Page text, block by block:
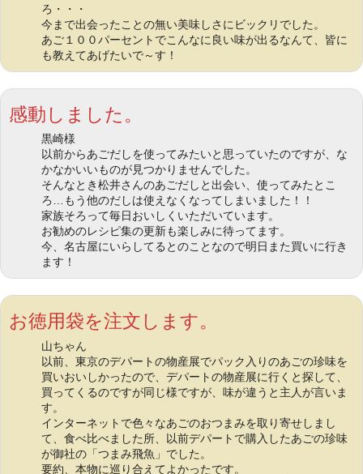
ろ・・・
今まで出会ったことの無い美味しさにビックリでした。
あご１００パーセントでこんなに良い味が出るなんて、皆に
も教えてあげたいで～す！
感動しました。
黒崎様
以前からあごだしを使ってみたいと思っていたのですが、な
かなかいいものが見つかりませんでした。
そんなとき松井さんのあごだしと出会い、使ってみたとこ
ろ…もう他のだしは使えなくなってしまいました！！
家族そろって毎日おいしくいただいています。
お勧めのレシピ集の更新も楽しみに待ってます。
今、名古屋にいらしてるとのことなので明日また買いに行き
ます！
お徳用袋を注文します。
山ちゃん
以前、東京のデパートの物産展でパック入りのあごの珍味を
買いおいしかったので、デパートの物産展に行くと探して、
買ってくるのですが同じ様ですが、味が違うと主人が言いま
す。
インターネットで色々なあごのおつまみを取り寄せしまし
て、食べ比べました所、以前デパートで購入したあごの珍味
が御社の「つまみ飛魚」でした。
要約、本物に巡り合えてよかったです。